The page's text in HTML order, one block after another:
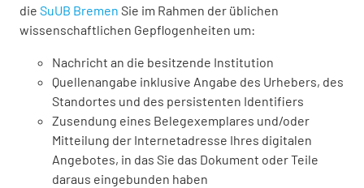
die SuUB Bremen Sie im Rahmen der üblichen
wissenschaftlichen Gepflogenheiten um:
Nachricht an die besitzende Institution
Quellenangabe inklusive Angabe des Urhebers, des
Standortes und des persistenten Identifiers
Zusendung eines Belegexemplares und/oder
Mitteilung der Internetadresse Ihres digitalen
Angebotes, in das Sie das Dokument oder Teile
daraus eingebunden haben